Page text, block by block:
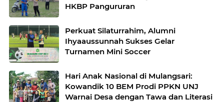
HKBP Pangururan
Perkuat Silaturrahim, Alumni
Ihyaaussunnah Sukses Gelar
Turnamen Mini Soccer
Hari Anak Nasional di Mulangsari:
Kowandik 10 BEM Prodi PPKN UNJ
Warnai Desa dengan Tawa dan Literasi